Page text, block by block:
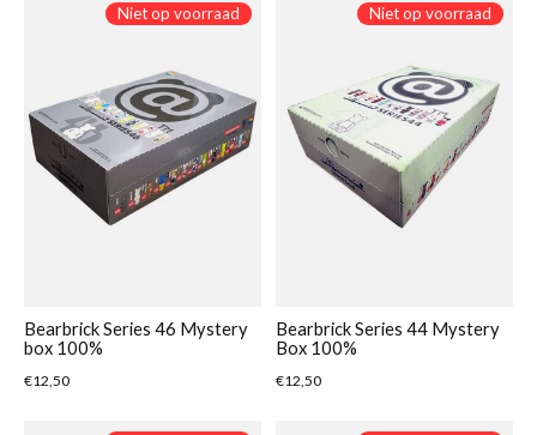
Niet op voorraad
Bearbrick Series 46 Mystery
box 100%
€12,50
Niet op voorraad
Bearbrick Series 44 Mystery
Box 100%
€12,50